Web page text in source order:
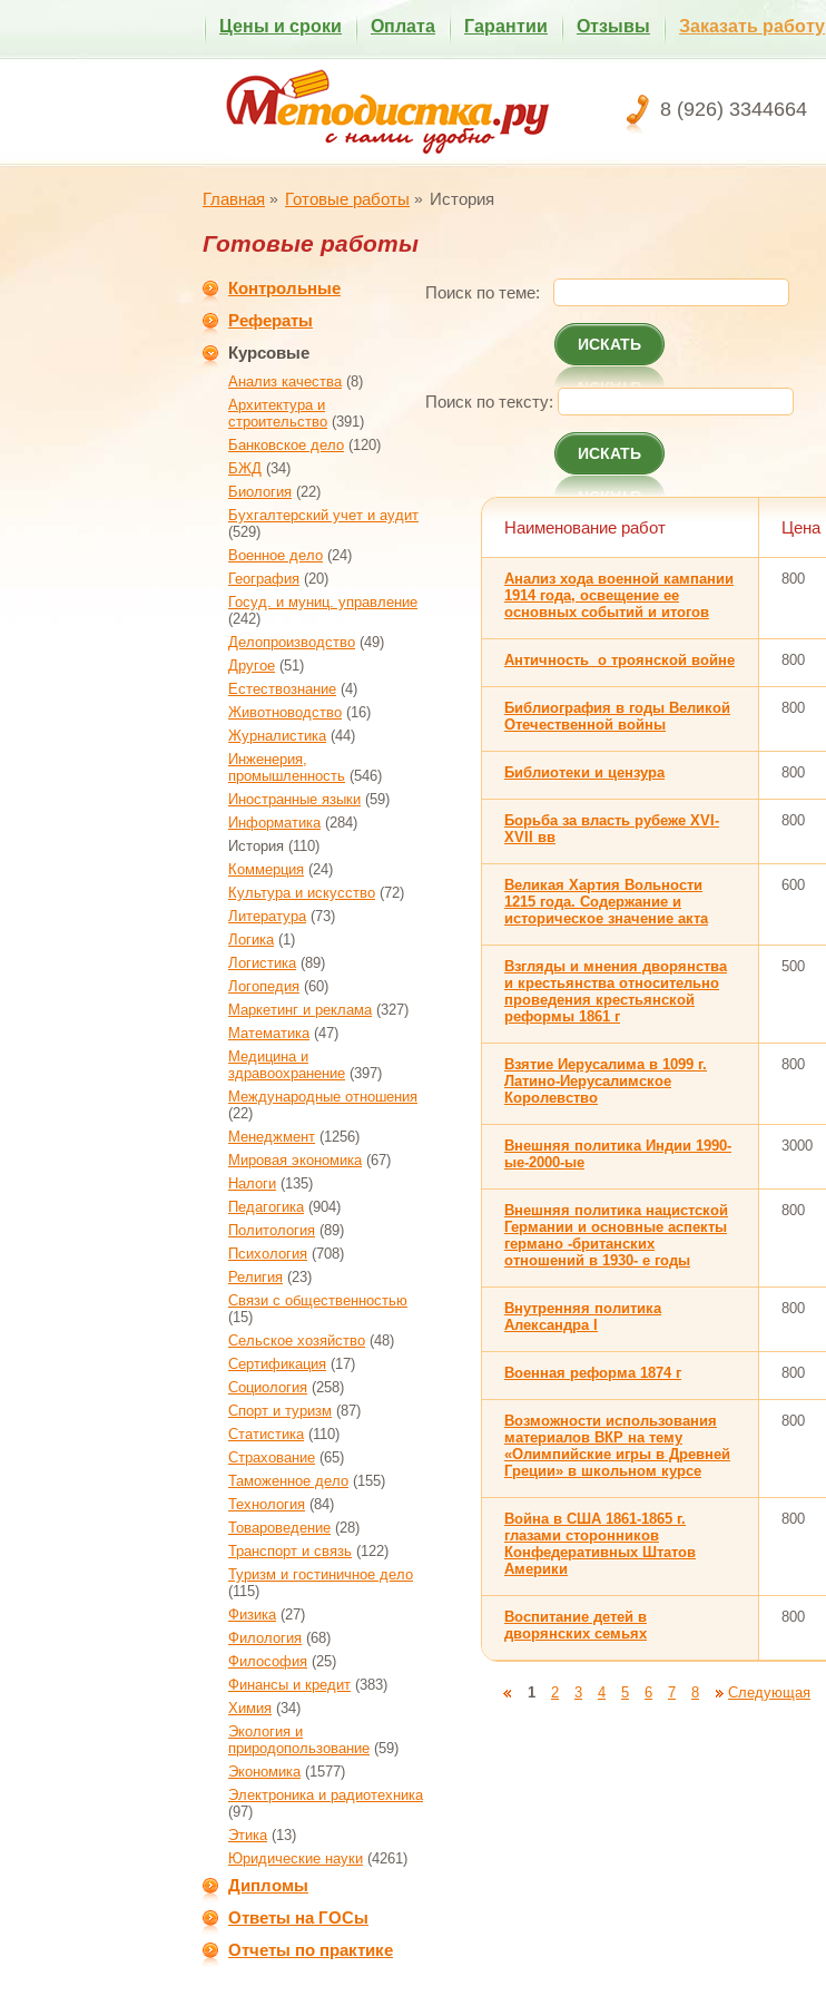
8 (926) 3344664
Цены и сроки Оплата Гарантии Отзывы Заказать работу
Главная Готовые работы История
Готовые работы
Контрольные
Рефераты
Курсовые
Анализ качества(8)
Архитектура и
строительство (391)
Банковское дело (120)
БЖД (34)
Биология (22)
Бухгалтерский учет и аудит
(529)
Военное дело (24)
География (20)
Госуд. и муниц. управление
(242)
Делопроизводство (49)
Другое (51)
Естествознание (4)
Животноводство (16)
Журналистика(44)
Инженерия,
промышленность (546)
Иностранные языки (59)
Информатика(284)
История (110)
Коммерция (24)
Культура и искусство (72)
Литература(73)
Логика(1)
Логистика(89)
Логопедия (60)
Маркетинг и реклама(327)
Математика(47)
Медицина и
здравоохранение (397)
Международные отношения
(22)
Менеджмент (1256)
Мировая экономика(67)
Налоги (135)
Педагогика(904)
Политология (89)
Психология (708)
Религия (23)
Связи с общественностью
(15)
Сельское хозяйство (48)
Сертификация (17)
Социология (258)
Спорт и туризм (87)
Статистика(110)
Страхование (65)
Таможенное дело (155)
Технология (84)
Товароведение (28)
Транспорт и связь (122)
Туризм и гостиничное дело
(115)
Физика(27)
Филология (68)
Философия (25)
Финансы и кредит (383)
Химия (34)
Экология и
природопользование (59)
Экономика(1577)
Электроника и радиотехника
(97)
Этика(13)
Юридические науки (4261)
Дипломы
Ответы на ГОСы
Отчеты по практике
Поиск по теме:
ИСКАТЬ
Поиск по тексту:
ИСКАТЬ
Наименование работ Цена
Анализ хода военной кампании
1914 года, освещение ее
основных событий и итогов
800
Античность о троянской войне 800
Библиография в годы Великой
Отечественной войны
800
Библиотеки и цензура 800
Борьба за власть рубеже XVI-
XVII вв
800
Великая Хартия Вольности
1215 года. Содержание и
историческое значение акта
600
Взгляды и мнения дворянства
и крестьянства относительно
проведения крестьянской
реформы 1861 г
500
Взятие Иерусалима в 1099 г.
Латино-Иерусалимское
Королевство
800
Внешняя политика Индии 1990-
ые-2000-ые
3000
Внешняя политика нацистской
Германии и основные аспекты
германо -британских
отношений в 1930- е годы
800
Внутренняя политика
Александра I
800
Военная реформа 1874 г 800
Возможности использования
материалов ВКР на тему
«Олимпийские игры в Древней
Греции» в школьном курсе
800
Война в США 1861-1865 г.
глазами сторонников
Конфедеративных Штатов
Америки
800
Воспитание детей в
дворянских семьях
800
1 2 3 4 5 6 7 8 Следующая